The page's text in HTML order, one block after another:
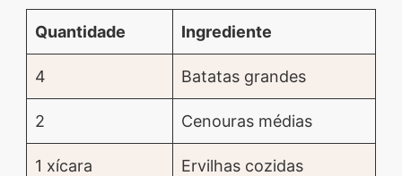
Quantidade Ingrediente
4 Batatas grandes
2 Cenouras médias
1 xícara Ervilhas cozidas